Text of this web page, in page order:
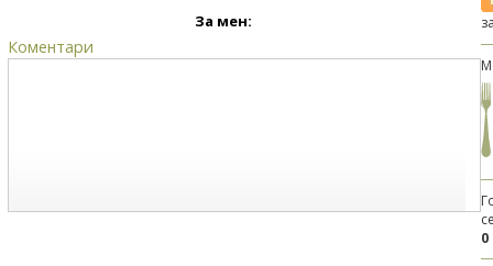
За мен:
Коментари
0